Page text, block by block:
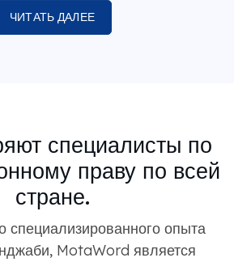
ЧИТАТЬ ДАЛЕЕ
специалисты по
праву по всей
стране.
специализированного опыта
MotaWord является